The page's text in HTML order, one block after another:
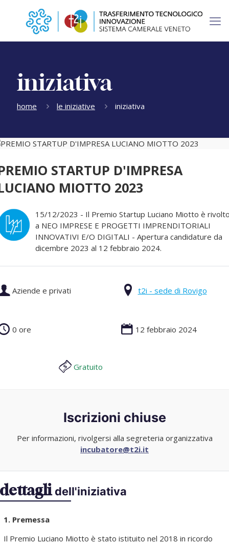
iniziativa
home le iniziative iniziativa
STARTUP D'IMPRESA
MIOTTO 2023
15/12/2023 - Il Premio Startup Luciano Miotto è
a NEO IMPRESE E PROGETTI IMPRENDITORIALI
INNOVATIVI E/O DIGITALI - Apertura candidature da
dicembre 2023 al 12 febbraio 2024.
Aziende e privati t2i - sede di Rovigo
0 ore 12 febbraio 2024
Gratuito
Iscrizioni chiuse
Per informazioni, rivolgersi alla segreteria organizzativa
incubatore@t2i.it
dettagli dell'iniziativa
1. Premessa
Il Premio Luciano Miotto è stato istituito nel 2018 in ricordo